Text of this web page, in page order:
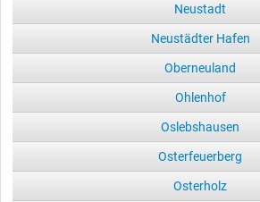
Neustadt
Neustädter Hafen
Oberneuland
Ohlenhof
Oslebshausen
Osterfeuerberg
Osterholz